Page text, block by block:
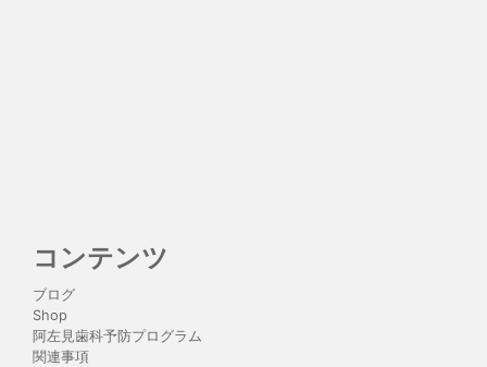
コンテンツ
ブログ
Shop
阿左見歯科予防プログラム
関連事項